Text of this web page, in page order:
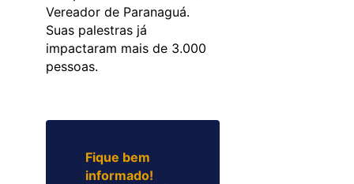
Vereador de Paranaguá.
Suas palestras já
impactaram mais de 3.000
pessoas.
Fique bem
informado!